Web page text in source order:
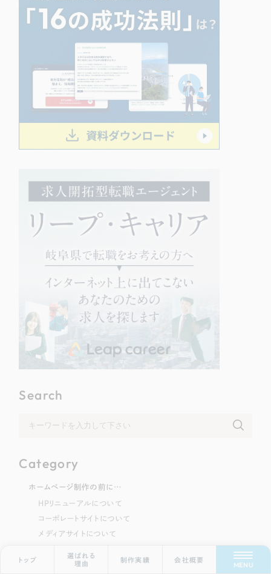
トップ
選ばれる
理由
制作実績 会社概要
MENU
Search
Category
ホームページ制作の前に…
HPリニューアルについて
コーポレートサイトについて
メディアサイトについて
ECサイトについて